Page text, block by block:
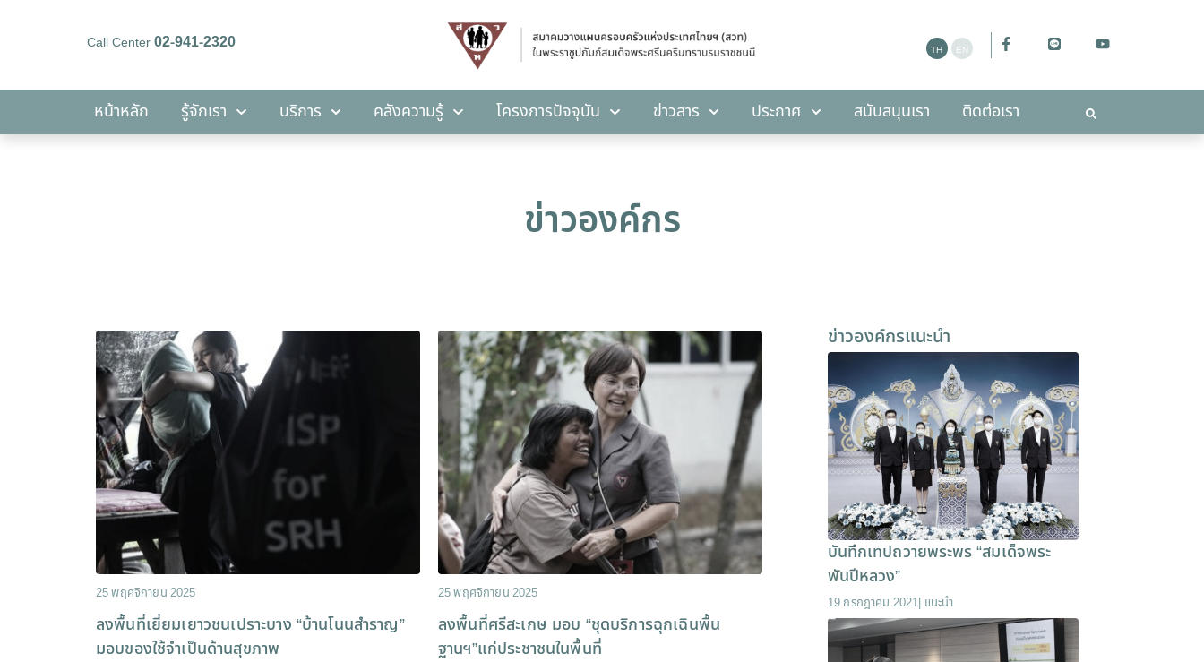
Call Center02-941-2320
หน้าหลัก รู้จักเรา บริการ คลังความรู้ โครงการปัจจุบัน ข่าวสาร ประกาศ สนับสนุนเรา ติดต่อเรา
คลังความรู้ โครงการปัจจุบัน สนับสนุนเรา
ข่าวองค์กร
25 พฤศจิกายน 2025
ลงพื้นที่เยี่ยมเยาวชนเปราะบาง “บ้านโนนสำราญ”
มอบของใช้จำเป็นด้านสุขภาพ
25 พฤศจิกายน 2025
ลงพื้นที่ศรีสะเกษ มอบ “ชุดบริการฉุกเฉินพื้น
ฐานฯ”แก่ประชาชนในพื้นที่
ข่าวองค์กรแนะนำ
บันทึกเทปถวายพระพร “สมเด็จพระ
พันปีหลวง”
19 กรกฎาคม 2021| แนะนำ